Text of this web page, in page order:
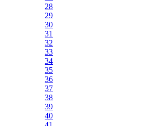
28
29
30
31
32
33
34
35
36
37
38
39
40